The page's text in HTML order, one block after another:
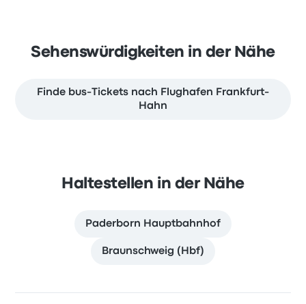
Sehenswürdigkeiten in der Nähe
Finde bus-Tickets nach Flughafen Frankfurt-
Hahn
Haltestellen in der Nähe
Paderborn Hauptbahnhof
Braunschweig (Hbf)